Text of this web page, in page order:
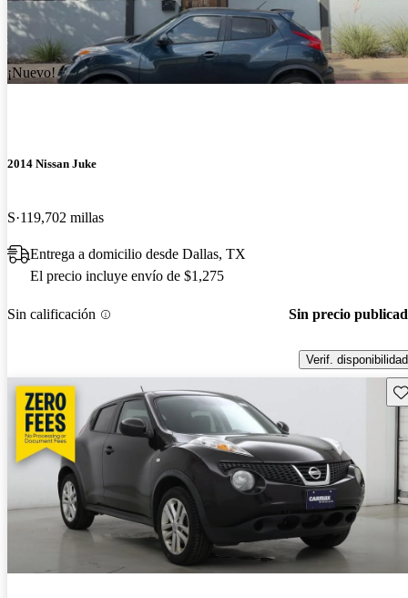
¡Nuevo!
2014 Nissan Juke
S 119,702 millas
Entrega a domicilio desde Dallas, TX
El precio incluye envío de $1,275
Sin calificación Sin precio
Verif. disponibilidad